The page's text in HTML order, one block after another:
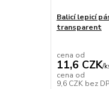
Balicí lepicí
transparent
cena od
11,6 CZK/
cena od
9,6 CZK bez